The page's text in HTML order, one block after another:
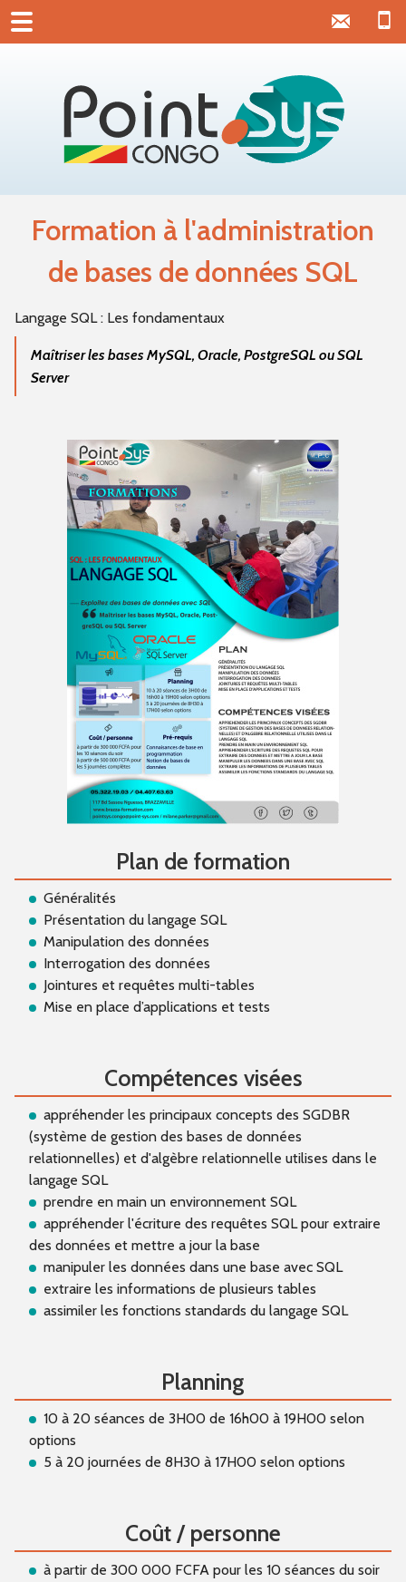
Formation à l'administration
de bases de données SQL
Langage SQL : Les fondamentaux
Maîtriser les bases MySQL, Oracle, PostgreSQL ou SQL
Server
Plan de formation
Généralités
Présentation du langage SQL
Manipulation des données
Interrogation des données
Jointures et requêtes multi-tables
Mise en place d’applications et tests
Compétences visées
appréhender les principaux concepts des SGDBR
(système de gestion des bases de données
relationnelles) et d'algèbre relationnelle utilises dans le
langage SQL
prendre en main un environnement SQL
appréhender l'écriture des requêtes SQL pour extraire
des données et mettre a jour la base
manipuler les données dans une base avec SQL
extraire les informations de plusieurs tables
assimiler les fonctions standards du langage SQL
Planning
10 à 20 séances de 3H00 de 16h00 à 19H00 selon
options
5 à 20 journées de 8H30 à 17H00 selon options
Coût / personne
à partir de 300 000 FCFA pour les 10 séances du soir